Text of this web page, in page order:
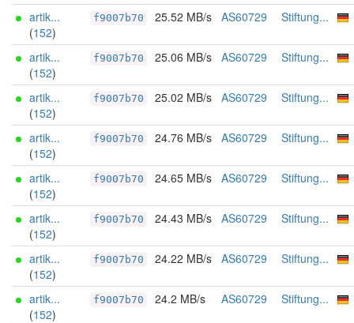
artik...
(152)
f9007b70 25.52 MB/s AS60729 Stiftung...
artik...
(152)
f9007b70 25.06 MB/s AS60729 Stiftung...
artik...
(152)
f9007b70 25.02 MB/s AS60729 Stiftung...
artik...
(152)
f9007b70 24.76 MB/s AS60729 Stiftung...
artik...
(152)
f9007b70 24.65 MB/s AS60729 Stiftung...
artik...
(152)
f9007b70 24.43 MB/s AS60729 Stiftung...
artik...
(152)
f9007b70 24.22 MB/s AS60729 Stiftung...
artik...
(152)
f9007b70 24.2 MB/s AS60729 Stiftung...